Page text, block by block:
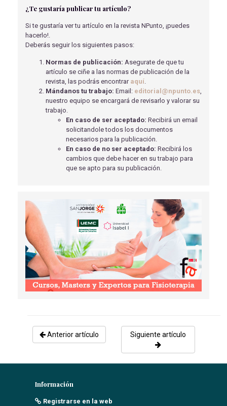
REVISIÓN BIBLIOGRÁFICA - VIOLENCIA DE GÉNERO
Sánchez Rodríguez, N- 30/07/2025
BENEFICIOS DE LA LACTANCIA MATERNA PARA LA
Albín Carreras, E - 15/05/2018
CÁNCER COLORRECTAL: CALIDAD DE VIDA Y
EDUCACIÓN PARA LA SALUD DE LOS PACIENTES CON
OSTOMÍAS DIGESTIVAS
Reguera Suárez, L
AVANCES EN ÚLCERAS POR PRESIÓN
Rigo Montserrat, A,J- 07/06/2021
IMPORTANCIA DE SEGUIR UNA DIETA CON OMEGA 3
EN LA DEPRESIÓN
Papín Cano, C
- 23/06/2025
¿Te gustaría publicar tu artículo?
Si te gustaría ver tu artículo en la revista NPunto, ¡puedes
hacerlo!.
Deberás seguir los siguientes pasos:
Normas de publicación: Asegurate de que tu
artículo se ciñe a las normas de publicación de la
revista, las podrás encontrar aquí.
Mándanos tu trabajo: Email: editorial@npunto.es,
nuestro equipo se encargará de revisarlo y valorar su
trabajo.
En caso de ser aceptado: Recibirá un email
solicitandole todos los documentos
necesarios para la publicación.
En caso de no ser aceptado: Recibirá los
cambios que debe hacer en su trabajo para
que se apto para su publicación.
Anterior artículo Siguiente artículo
Información
Registrarse en la web